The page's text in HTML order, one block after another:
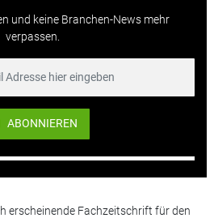
und keine Branchen-News mehr
verpassen.
ABONNIEREN
erscheinende Fachzeitschrift für den